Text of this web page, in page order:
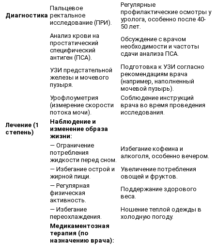
Диагностика
Пальцевое
ректальное
исследование (ПРИ).
Регулярные
профилактические осмотры у
уролога, особенно после 40-
50 лет.
Анализ крови на
простатический
специфический
антиген (ПСА).
Обсуждение с врачом
необходимости и частоты
сдачи анализа ПСА.
УЗИ предстательной
железы и мочевого
пузыря.
Подготовка к УЗИ согласно
рекомендациям врача
(например, наполненный
мочевой пузырь).
Урофлоуметрия
(измерение скорости
потока мочи).
Соблюдение инструкций
врача во время проведения
исследования.
Лечение (1
степень)
Наблюдение и
изменение образа
жизни:
— Ограничение
потребления
жидкости перед сном.
Избегание кофеина и
алкоголя, особенно вечером.
— Избегание острой и
жирной пищи.
Увеличение потребления
овощей и фруктов.
— Регулярная
физическая
активность.
Поддержание здорового
веса.
— Избегание
переохлаждения.
Ношение теплой одежды в
холодную погоду.
Медикаментозная
терапия (по
назначению врача):